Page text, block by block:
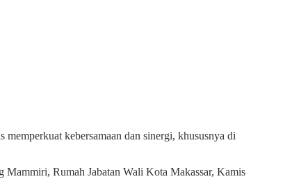
kebersamaan dan sinergi, khususnya di
Rumah Jabatan Wali Kota Makassar, Kamis